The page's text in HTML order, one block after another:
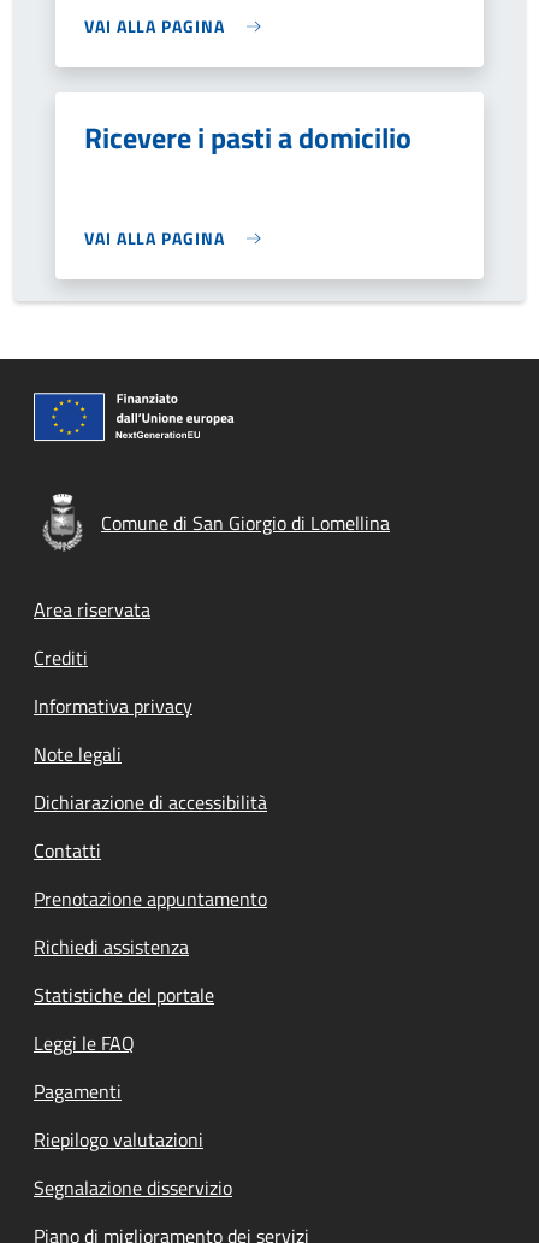
VAI ALLA PAGINA
Ricevere i pasti a domicilio
VAI ALLA PAGINA
Comune di San Giorgio di Lomellina
Footer menu
Area riservata
Crediti
Informativa privacy
Note legali
Dichiarazione di accessibilità
Contatti
Prenotazione appuntamento
Richiedi assistenza
Statistiche del portale
Leggi le FAQ
Pagamenti
Riepilogo valutazioni
Segnalazione disservizio
Piano di miglioramento dei servizi